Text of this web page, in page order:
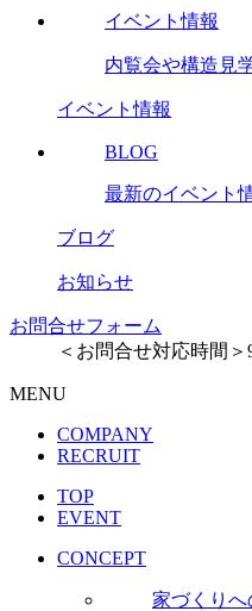
イベント情報
内覧会や構造見
イベント情報
BLOG
最新のイベント
ブログ
お知らせ
お問合せフォーム
＜お問合せ対応時間＞
MENU
COMPANY
RECRUIT
TOP
EVENT
CONCEPT
家づくりへ